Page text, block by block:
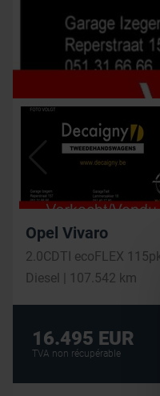
Opel Vivaro
2.0CDTI ecoFLEX
Diesel | 107.542 km
16.495 EUR
TVA non récupérable